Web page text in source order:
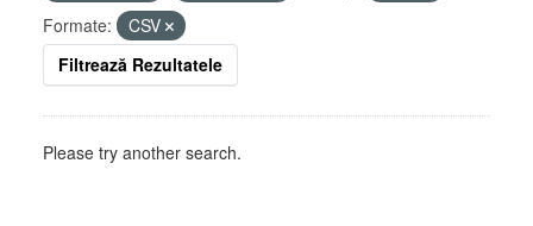
Formate:
CSV
Filtrează Rezultatele
Please try another search.